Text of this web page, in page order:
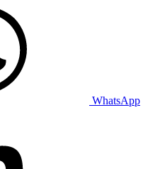
WhatsApp